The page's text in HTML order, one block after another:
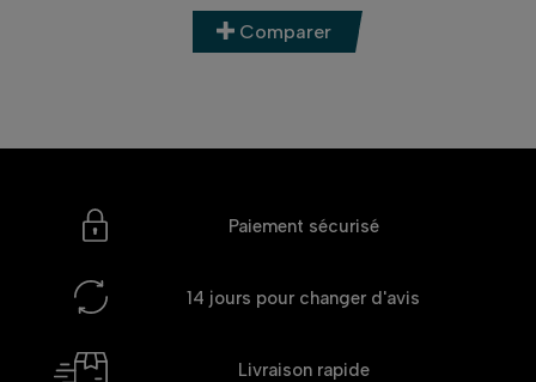
Comparer
Paiement sécurisé
14 jours pour changer d'avis
Livraison rapide